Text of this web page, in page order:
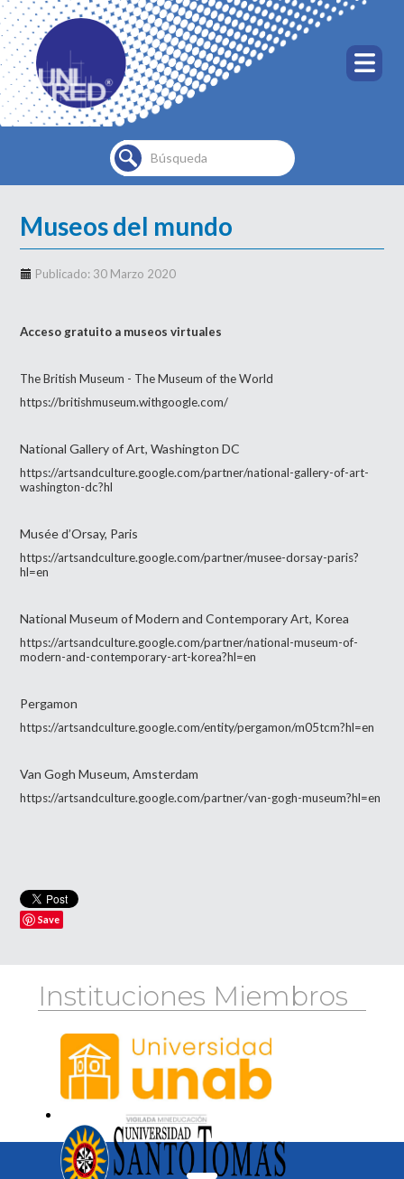
Buscar...
Museos del mundo
Publicado: 30 Marzo 2020
Acceso gratuito a museos virtuales
The British Museum - The Museum of the World
https://britishmuseum.withgoogle.com/
National Gallery of Art, Washington DC
https://artsandculture.google.com/partner/national-gallery-of-art-
washington-dc?hl
Musée d’Orsay, Paris
https://artsandculture.google.com/partner/musee-dorsay-paris?
hl=en
National Museum of Modern and Contemporary Art, Korea
https://artsandculture.google.com/partner/national-museum-of-
modern-and-contemporary-art-korea?hl=en
Pergamon
https://artsandculture.google.com/entity/pergamon/m05tcm?hl=en
Van Gogh Museum, Amsterdam
https://artsandculture.google.com/partner/van-gogh-museum?hl=en
Save
Instituciones Miembros